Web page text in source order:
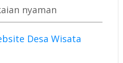
nyaman
Desa Wisata